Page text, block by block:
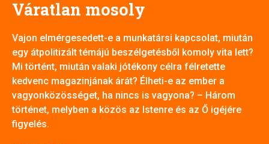
Váratlan mosoly
Vajon elmérgesedett-e a munkatársi kapcsolat, miután
egy átpolitizált témájú beszélgetésből komoly vita lett?
Mi történt, miután valaki jótékony célra félretette
kedvenc magazinjának árát? Élheti-e az ember a
vagyonközösséget, ha nincs is vagyona? – Három
történet, melyben a közös az Istenre és az Ő igéjére
figyelés.